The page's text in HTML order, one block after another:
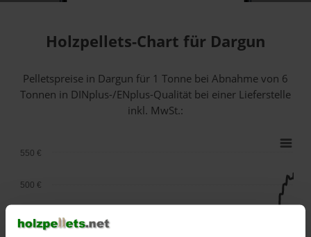
Holzpellets-Chart für Dargun
Pelletspreise in Dargun für 1 Tonne bei Abnahmevon 6
Tonnen in DINplus-/ENplus-Qualität bei einer Lieferstelle
inkl. MwSt.:
450 €
500 €
550 €